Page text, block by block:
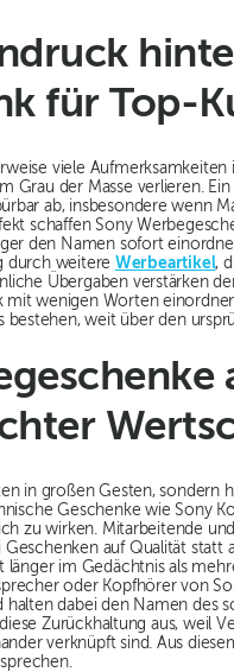
für Top-
viele Aufmerksamkeiten
Grau der Masse verlieren.
ab, insbesondere wenn
schaffen Sony
den Namen sofort
durch weitere Werbeartikel,
Übergaben verstärken
mit wenigen Worten
weit über den
in großen Gesten, sondern
Geschenke wie Sony
zu wirken. Mitarbeitende
auf Qualität statt
im Gedächtnis als
oder Kopfhörer von
halten dabei den Namen des
Zurückhaltung aus, weil
verknüpft sind. Aus